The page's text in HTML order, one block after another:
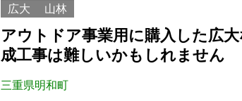
広大 山林
アウトドア事業用に購入した広
成工事は難しいかもしれません
三重県明和町